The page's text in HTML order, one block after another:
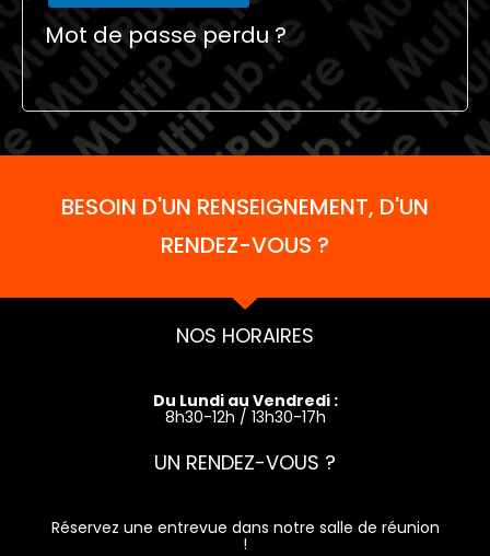
Mot de passe perdu ?
BESOIN D'UN RENSEIGNEMENT, D'UN
RENDEZ-VOUS ?
NOS HORAIRES
Du Lundi au Vendredi :
8h30-12h / 13h30-17h
UN RENDEZ-VOUS ?
Réservez une entrevue dans notre salle de réunion
!